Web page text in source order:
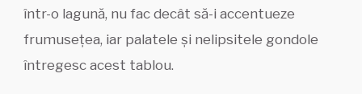
într-o lagună, nu fac decât să-i accentueze
frumusețea, iar palatele și nelipsitele gondole
întregesc acest tablou.